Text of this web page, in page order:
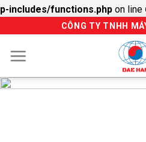
p-includes/functions.php on line
t
CÔNG TY TNHH